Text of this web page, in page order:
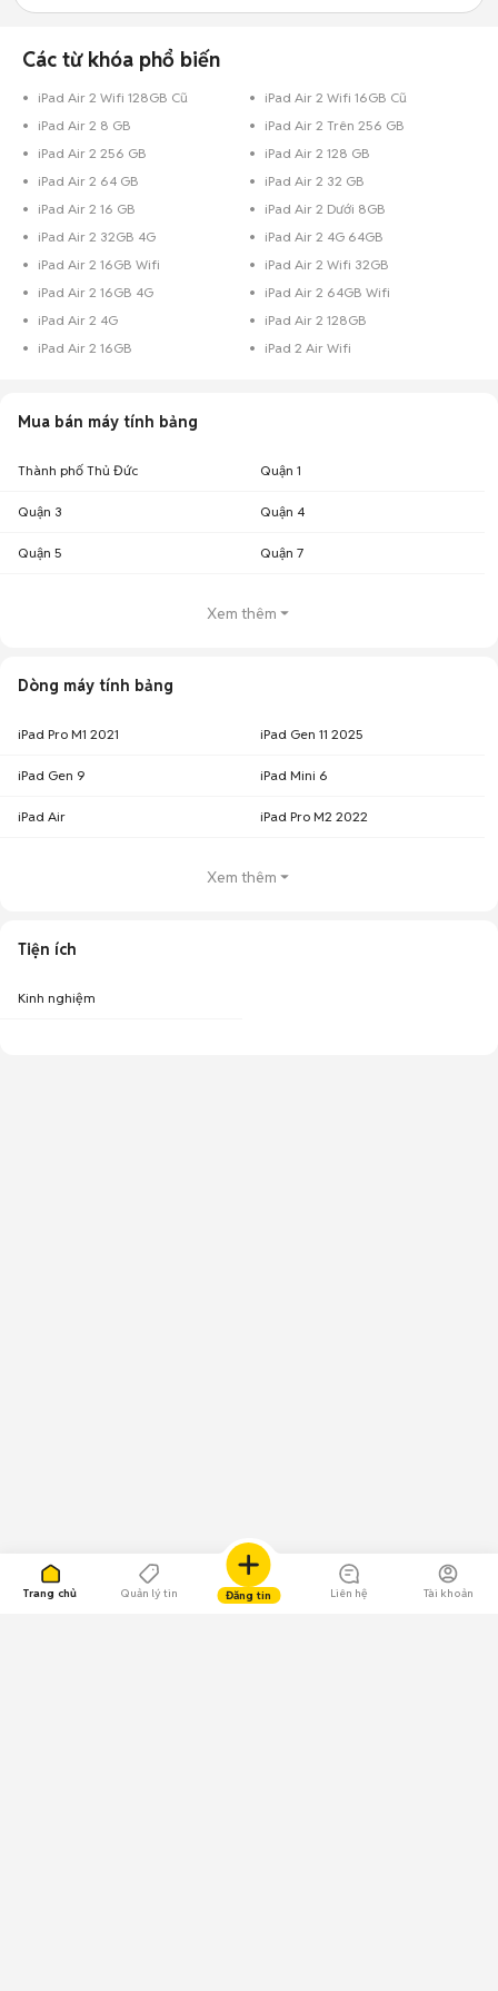
Trang chủ Quản lý tin Đăng tin Liên hệ Tài khoản
Các từ khóa phổ biến
iPad Air 2 Wifi 128GB Cũ
iPad Air 2 Wifi 16GB Cũ
iPad Air 2 8 GB
iPad Air 2 Trên 256 GB
iPad Air 2 256 GB
iPad Air 2 128 GB
iPad Air 2 64 GB
iPad Air 2 32 GB
iPad Air 2 16 GB
iPad Air 2 Dưới 8GB
iPad Air 2 32GB 4G
iPad Air 2 4G 64GB
iPad Air 2 16GB Wifi
iPad Air 2 Wifi 32GB
iPad Air 2 16GB 4G
iPad Air 2 64GB Wifi
iPad Air 2 4G
iPad Air 2 128GB
iPad Air 2 16GB
iPad 2 Air Wifi
Mua bán máy tính bảng
Thành phố Thủ Đức Quận 1
Quận 3 Quận 4
Quận 5 Quận 7
Xem thêm
Dòng máy tính bảng
iPad Pro M1 2021 iPad Gen 11 2025
iPad Gen 9 iPad Mini 6
iPad Air iPad Pro M2 2022
Xem thêm
Tiện ích
Kinh nghiệm